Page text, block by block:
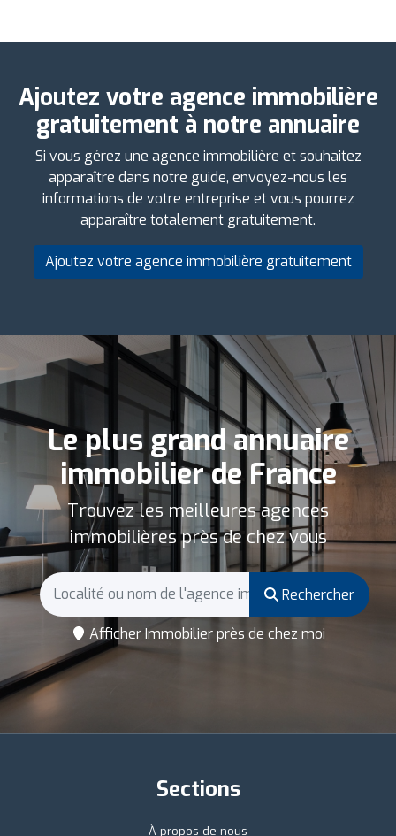
Ajoutez votre agence immobilière
gratuitement à notre annuaire
Si vous gérez une agence immobilière et souhaitez
apparaître dans notre guide, envoyez-nous les
informations de votre entreprise et vous pourrez
apparaître totalement gratuitement.
Ajoutez votre agence immobilière gratuitement
Le plus grand annuaire
immobilier de France
Trouvez les meilleures agences
immobilières près de chez vous
Rechercher
Afficher Immobilier près de chez moi
Sections
À propos de nous